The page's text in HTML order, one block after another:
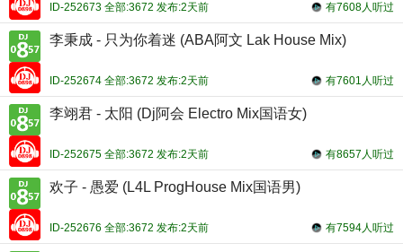
有7608人听过
ID-252673 全部:3672 发布:2天前
李秉成 - 只为你着迷 (ABA阿文 Lak House Mix)
有7601人听过
ID-252674 全部:3672 发布:2天前
李翊君 - 太阳 (Dj阿会 Electro Mix国语女)
有8657人听过
ID-252675 全部:3672 发布:2天前
欢子 - 愚爱 (L4L ProgHouse Mix国语男)
有7594人听过
ID-252676 全部:3672 发布:2天前